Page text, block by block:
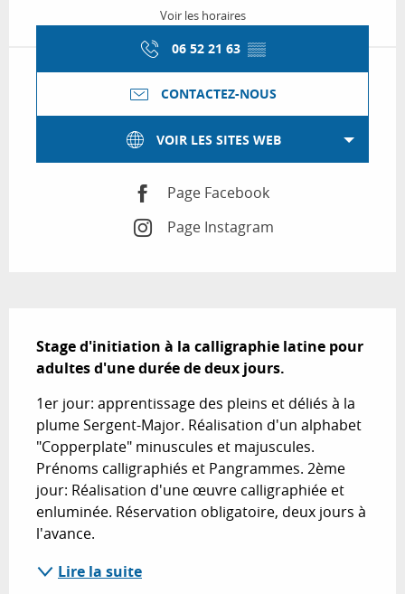
Voir les horaires
06 52 21 63 ▒▒
CONTACTEZ-NOUS
VOIR LES SITES WEB
Page Facebook
Page Instagram
Stage d'initiation à la calligraphie latine pour
adultes d'une durée de deux jours.
1er jour: apprentissage des pleins et déliés à la
plume Sergent-Major. Réalisation d'un alphabet
"Copperplate" minuscules et majuscules.
Prénoms calligraphiés et Pangrammes. 2ème
jour: Réalisation d'une œuvre calligraphiée et
enluminée. Réservation obligatoire, deux jours à
l'avance.
Lire la suite